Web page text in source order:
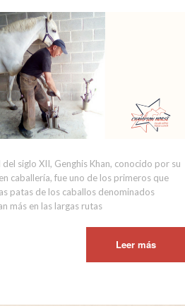
siglo XII, Genghis Khan, conocido por su
caballería, fue uno de los primeros que
patas de los caballos denominados
más en las largas rutas
Leer más